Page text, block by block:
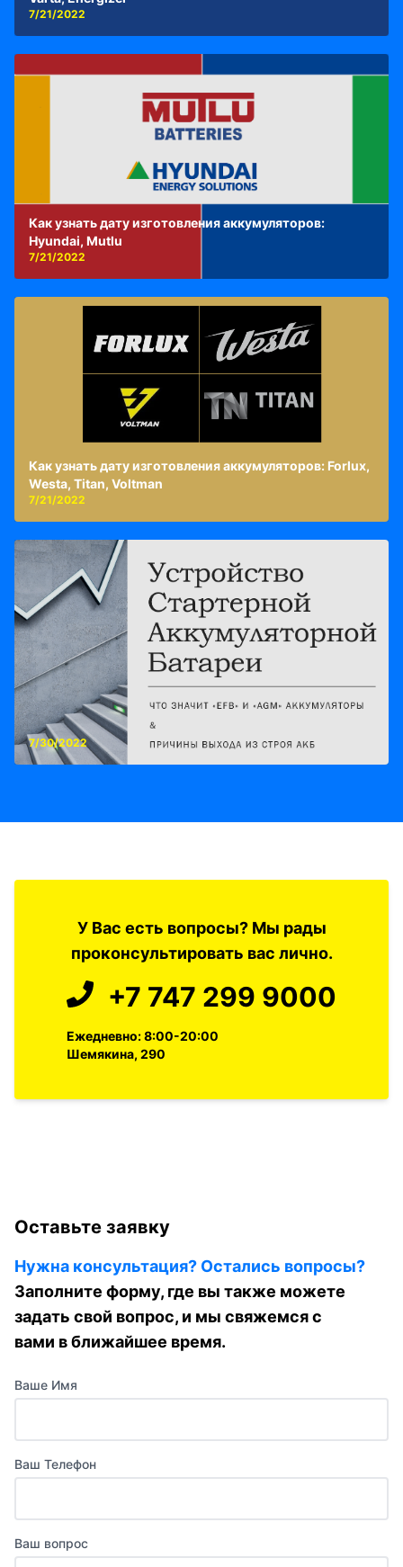
7/21/2022
Как узнать дату изготовления аккумуляторов:
Hyundai, Mutlu
7/21/2022
Как узнать дату изготовления аккумуляторов: Forlux,
Westa, Titan, Voltman
7/21/2022
7/30/2022
У Вас есть вопросы? Мы рады
проконсультировать вас лично.
+7 747 299 9000
Ежедневно: 8:00-20:00
Шемякина, 290
Оставьте заявку
Нужна консультация? Остались вопросы?
Заполните форму, где вы также можете
задать свой вопрос, и мы свяжемся с
вами в ближайшее время.
Ваше Имя
Ваш Телефон
Ваш вопрос